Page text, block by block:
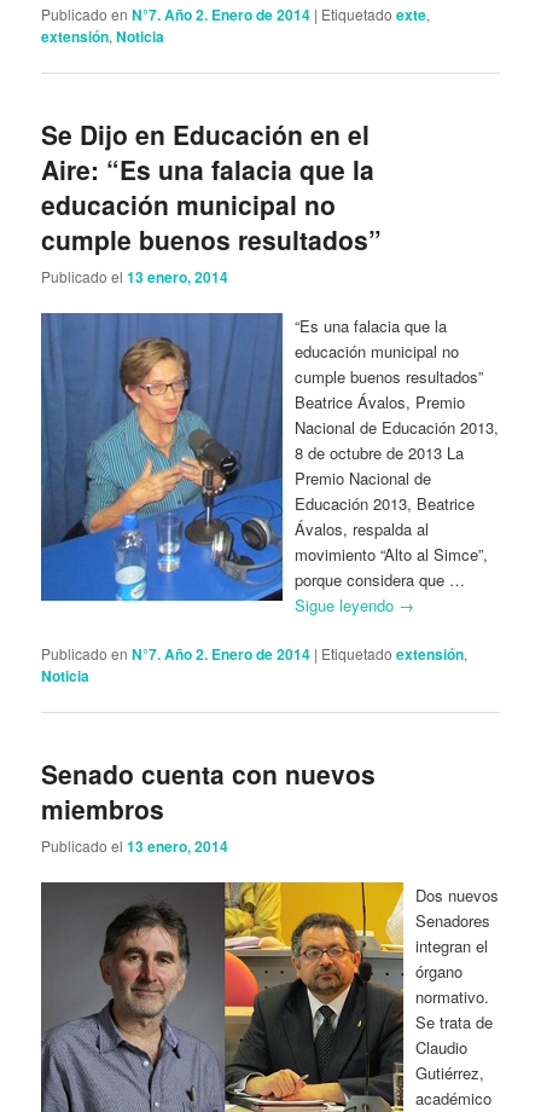
Publicado en N°7. Año 2. Enero de 2014 | Etiquetado exte,
extensión,Noticia
Se Dijo en Educación en el
Aire: “Es una falacia que la
educación municipal no
cumple buenos resultados”
Publicado el13 enero, 2014
“Es una falacia que la
educación municipal no
cumple buenos resultados”
Beatrice Ávalos, Premio
Nacional de Educación 2013,
8 de octubre de 2013 La
Premio Nacional de
Educación 2013, Beatrice
Ávalos, respalda al
movimiento “Alto al Simce”,
porque considera que …
Sigue leyendo →
Publicado en N°7. Año 2. Enero de 2014 | Etiquetado extensión,
Noticia
Senado cuenta con nuevos
miembros
Publicado el13 enero, 2014
Dos nuevos
Senadores
integran el
órgano
normativo.
Se trata de
Claudio
Gutiérrez,
académico